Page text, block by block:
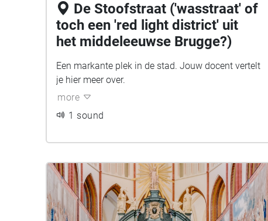
De Stoofstraat ('wasstraat' of
toch een 'red light district' uit
het middeleeuwse Brugge?)
Een markante plek in de stad. Jouw docent vertelt
je hier meer over.
more
1 sound